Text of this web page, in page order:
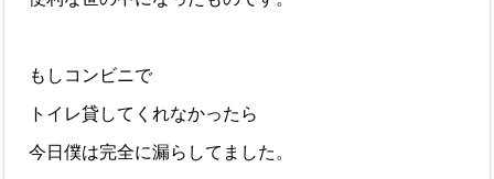
もしコンビニで
トイレ貸してくれなかったら
今日僕は完全に漏らしてました。